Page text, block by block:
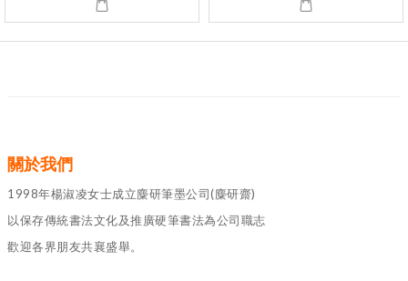
關於我們
1998年楊淑凌女士成立麋研筆墨公司(麋研齋)
以保存傳統書法文化及推廣硬筆書法為公司職志
歡迎各界朋友共襄盛舉。